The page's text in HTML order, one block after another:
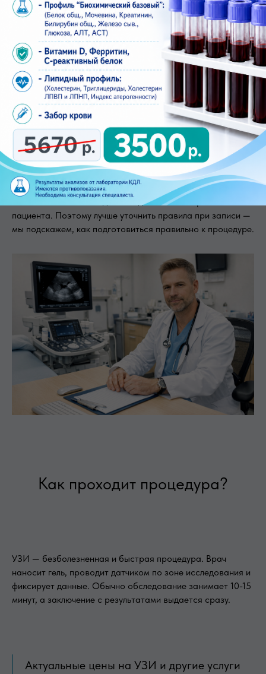
Подготовка к исследованию
Небольшая подготовка повышает информативность
обследования. Обычно для УЗИ брюшной полости
рекомендуют прийти натощак, а для УЗИ малого таза
часто нужен наполненный мочевой пузырь. Однако
нюансы зависят от вида исследования и возраста
пациента. Поэтому лучше уточнить правила при записи —
мы подскажем, как подготовиться правильно к процедуре.
Как проходит процедура?
УЗИ — безболезненная и быстрая процедура. Врач
наносит гель, проводит датчиком по зоне исследования и
фиксирует данные. Обычно обследование занимает 10-15
минут, а заключение с результатами выдается сразу.
Актуальные цены на УЗИ и другие услуги